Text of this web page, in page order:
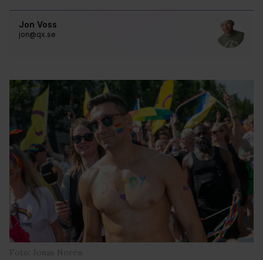
Jon Voss
jon@qx.se
Foto: Jonas Norén